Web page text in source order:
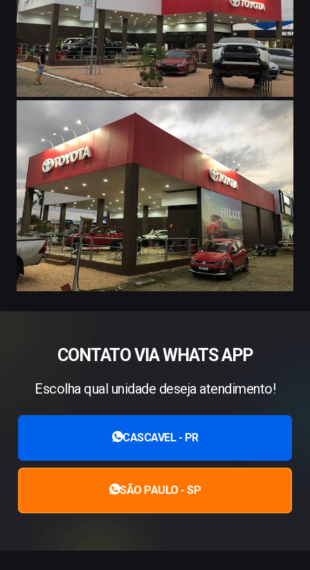
CONTATO VIA WHATS APP
Escolha qual unidade deseja atendimento!
CASCAVEL - PR
SÃO PAULO - SP